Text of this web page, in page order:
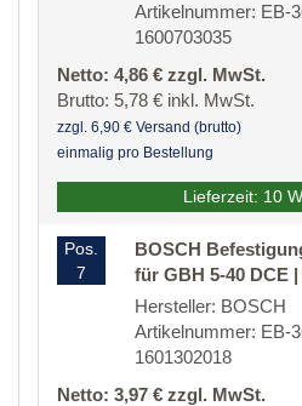
Artikelnummer: EB-
1600703035
Netto: 4,86 € zzgl. MwSt.
Brutto: 5,78 € inkl. MwSt.
zzgl. 6,90 € Versand (brutto)
einmalig pro Bestellung
Lieferzeit: 10
Pos.
7
BOSCH
für GBH 5-40 DCE |
Hersteller: BOSCH
Artikelnummer: EB-
1601302018
Netto: 3,97 € zzgl. MwSt.